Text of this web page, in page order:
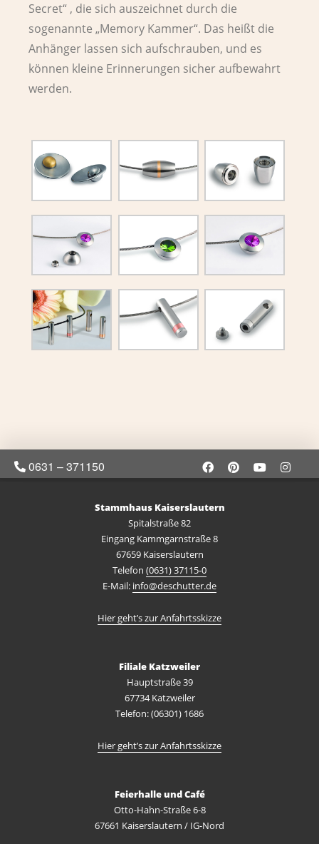
Secret“ , die sich auszeichnet durch die
sogenannte „Memory Kammer“. Das heißt die
Anhänger lassen sich aufschrauben, und es
können kleine Erinnerungen sicher aufbewahrt
werden.
0631 – 371150
Stammhaus Kaiserslautern
Spitalstraße 82
Eingang Kammgarnstraße 8
67659 Kaiserslautern
Telefon (0631) 37115-0
E-Mail: info@deschutter.de
Hier geht’s zur Anfahrtsskizze
Filiale Katzweiler
Hauptstraße 39
67734 Katzweiler
Telefon: (06301) 1686
Hier geht’s zur Anfahrtsskizze
Feierhalle und Café
Otto-Hahn-Straße 6-8
67661 Kaiserslautern / IG-Nord